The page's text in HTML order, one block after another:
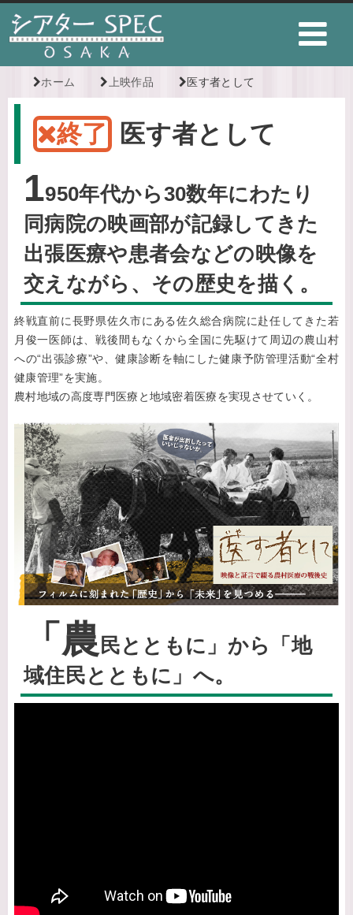
ホーム 上映作品 医す者として
終了 医す者として
1950年代から30数年にわたり
同病院の映画部が記録してきた
出張医療や患者会などの映像を
交えながら、その歴史を描く。
終戦直前に長野県佐久市にある佐久総合病院に赴任してきた若
月俊一医師は、戦後間もなくから全国に先駆けて周辺の農山村
への“出張診療”や、健康診断を軸にした健康予防管理活動“全村
健康管理”を実施。
農村地域の高度専門医療と地域密着医療を実現させていく。
「農 民とともに」から「地
域住民とともに」へ。